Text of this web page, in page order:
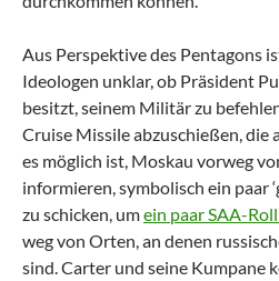
Aus Perspektive des Pentagons
Ideologen unklar, ob Präsident
besitzt, seinem Militär zu
Cruise Missile abzuschießen, die
es möglich ist, Moskau vorweg
informieren, symbolisch ein paar
zu schicken, umein paar SAA-
weg von Orten, an denen
sind. Carter und seine Kumpane